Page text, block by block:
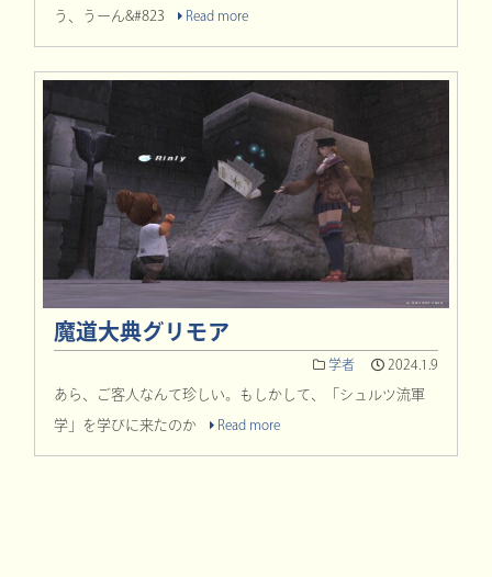
う、うーん&#823 Read more
魔道大典グリモア
学者 2024.1.9
あら、ご客人なんて珍しい。もしかして、「シュルツ流軍
学」を学びに来たのか Read more